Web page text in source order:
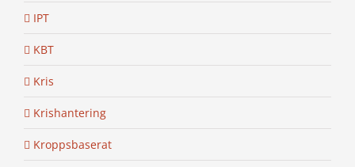
IPT
KBT
Kris
Krishantering
Kroppsbaserat